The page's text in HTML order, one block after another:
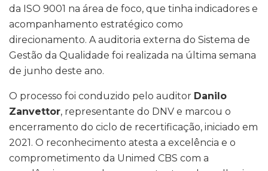
da ISO 9001 na área de foco, que tinha indicadores e
acompanhamento estratégico como
direcionamento. A auditoria externa do Sistema de
Gestão da Qualidade foi realizada na última semana
de junho deste ano.
O processo foi conduzido pelo auditor Danilo
Zanvettor, representante do DNV e marcou o
encerramento do ciclo de recertificação, iniciado em
2021. O reconhecimento atesta a excelência e o
comprometimento da Unimed CBS com a